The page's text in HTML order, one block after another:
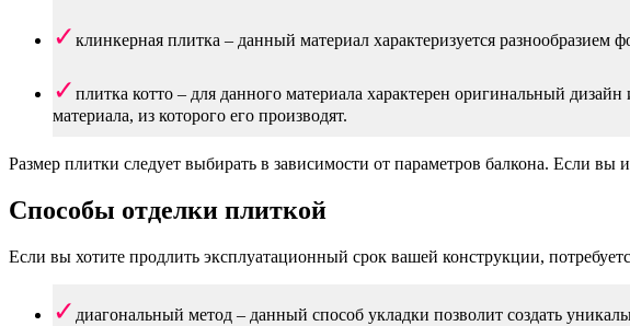
клинкерная плитка – данный материал характеризуется
плитка котто – для данного материала характерен оригинальный
материала, из которого его производят.
Размер плитки следует выбирать в зависимости от параметров балкона. Если
Способы отделки плиткой
Если вы хотите продлить эксплуатационный срок вашей конструкции,
диагональный метод – данный способ укладки позволит создать